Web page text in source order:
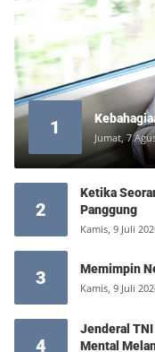
1 Jumat, 7
2
Ketika
Panggung
Kamis, 9 Juli
3 Memimpin
Kamis, 9 Juli
4
Jenderal
Mental